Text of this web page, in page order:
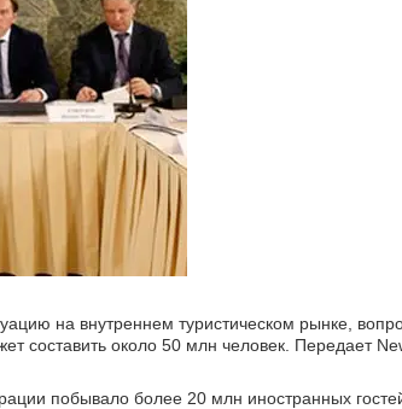
на внутреннем туристическом рынке,
составить около 50 млн человек. Передает
побывало более 20 млн иностранных